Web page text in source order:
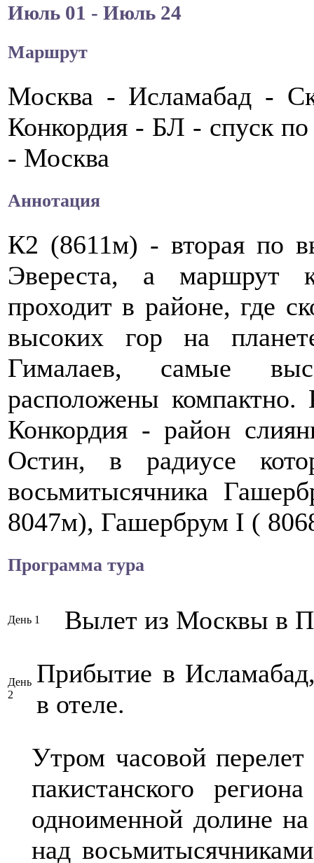
Июль 01 - Июль 24
Маршрут
Москва - Исламабад -
Конкордия - БЛ - спуск
- Москва
Аннотация
К2 (8611м) - вторая по
Эвереста, а маршрут
проходит в районе, где
высоких гор на
Гималаев, самые
расположены компактно.
Конкордия - район
Остин, в радиусе
восьмитысячника
8047м), Гашербрум I (
Программа тура
День 1 Вылет из Москвы в
День
2
Прибытие в
в отеле.
Утром часовой
пакистанского
одноименной долине
над